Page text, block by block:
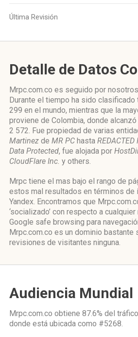
Última Revisión
Detalle de Datos
Mrpc.com.co es seguido por
Durante el tiempo ha sido clasificado
299 en el mundo, mientras que la
proviene de Colombia, donde
2 572. Fue propiedad de varias
Martinez de MR PC hasta REDACTED
Data Protected, fue alojada por
CloudFlare Inc. y others.
Mrpc tiene el mas bajo el rango de
estos mal resultados en términos de
Yandex. Encontramos que
‘socializado’ con respecto a
Google safe browsing para
Mrpc.com.co es un dominio bastante
revisiones de visitantes ninguna.
Audiencia Mundial
Mrpc.com.co obtiene 87.6% del
donde está ubicada como #5268.